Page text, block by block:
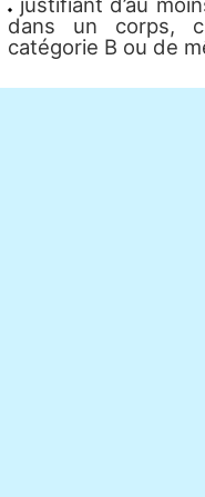
dans un corps,
catégorie B ou de